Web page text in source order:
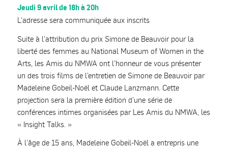
Jeudi 9 avril de 18h à 20h
L’adresse sera communiquée aux inscrits
Suite à l’attribution du prix Simone de Beauvoir pour la
liberté des femmes au National Museum of Women in the
Arts, les Amis du NMWA ont l’honneur de vous présenter
un des trois films de l’entretien de Simone de Beauvoir par
Madeleine Gobeil-Noël et Claude Lanzmann. Cette
projection sera la première édition d’une série de
conférences intimes organisées par Les Amis du NMWA, les
« Insight Talks. »
À l’âge de 15 ans, Madeleine Gobeil-Noël a entrepris une